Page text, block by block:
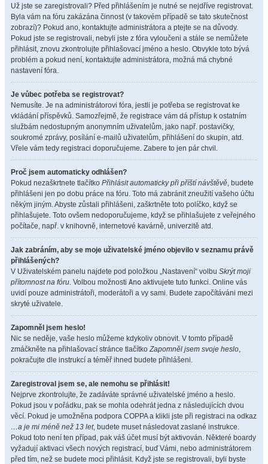
Už jste se zaregistrovali? Před přihlášením je nutné se nejdříve registrovat.
Byla vám na fóru zakázána činnost (v takovém případě se tato skutečnost
zobrazí)? Pokud ano, kontaktujte administrátora a ptejte se na důvody.
Pokud jste se registrovali, nebyli jste z fóra vyloučeni a stále se nemůžete
přihlásit, znovu zkontrolujte přihlašovací jméno a heslo. Obvykle toto bývá
problém a pokud není, kontaktujte administrátora, možná má chybné
nastavení fóra.
Je vůbec potřeba se registrovat?
Nemusíte. Je na administrátorovi fóra, jestli je potřeba se registrovat ke
vkládání příspěvků. Samozřejmě, že registrace vám dá přístup k ostatním
službám nedostupným anonymním uživatelům, jako např. postavičky,
soukromé zprávy, posílání e-mailů uživatelům, přihlášení do skupin, atd.
Vřele vám tedy registraci doporučujeme. Zabere to jen pár chvil.
Proč jsem automaticky odhlášen?
Pokud nezaškrtnete tlačítko Přihlásit automaticky při příští návštěvě, budete
přihlášeni jen po dobu práce na fóru. Toto má zabránit zneužití vašeho účtu
někým jiným. Abyste zůstali přihlášeni, zaškrtněte toto políčko, když se
přihlašujete. Toto ovšem nedoporučujeme, když se přihlašujete z veřejného
počítače, např. v knihovně, internetové kavárně, univerzitě atd.
Jak zabráním, aby se moje uživatelské jméno objevilo v seznamu právě
přihlášených?
V Uživatelském panelu najdete pod položkou „Nastavení“ volbu Skrýt moji
přítomnost na fóru. Volbou možnosti Ano aktivujete tuto funkci. Online vás
uvidí pouze administrátoři, moderátoři a vy sami. Budete započítáváni mezi
skryté uživatele.
Zapomněl jsem heslo!
Nic se neděje, vaše heslo můžeme kdykoliv obnovit. V tomto případě
zmáčkněte na přihlašovací stránce tlačítkoZapomněl jsem svoje heslo,
pokračujte dle instrukcí a téměř ihned budete přihlášeni.
Zaregistroval jsem se, ale nemohu se přihlásit!
Nejprve zkontrolujte, že zadáváte správné uživatelské jméno a heslo.
Pokud jsou v pořádku, pak se mohla odehrát jedna z následujících dvou
věcí. Pokud je umožněna podpora COPPA a klikli jste při registraci na odkaz
…a je mi méně než 13 let, budete muset následovat zaslané instrukce.
Pokud toto není ten případ, pak váš účet musí být aktivován. Některé boardy
vyžadují aktivaci všech nových registrací, buď Vámi, nebo administrátorem
před tím, než se budete moci přihlásit. Když jste se registrovali, byli byste